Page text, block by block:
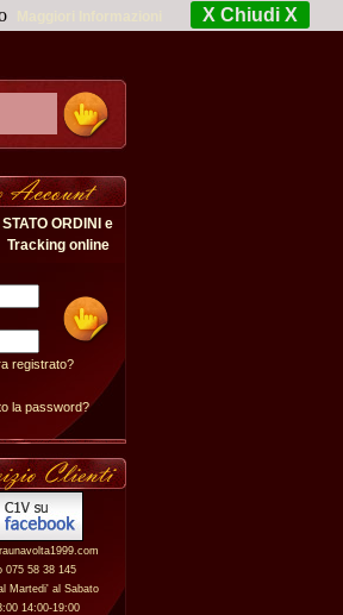
STATO ORDINI e
Tracking online
registrato?
la password?
075 58 38 145
Martedi' al Sabato
14:00-19:00
X Chiudi X